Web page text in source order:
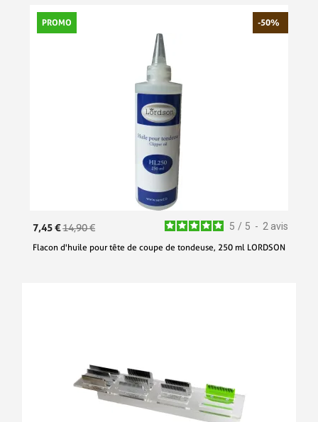
PROMO -50%
5 / 5 - 2 avis
7,45 €14,90 €
Flacon d'huile pour tête de coupe de tondeuse, 250 ml LORDSON